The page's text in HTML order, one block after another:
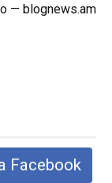
— blognews.am
Facebook